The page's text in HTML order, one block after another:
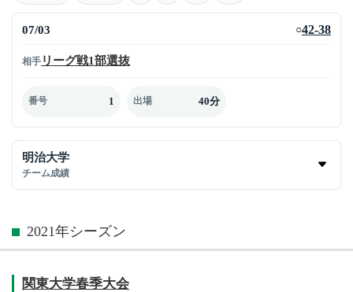
07/03 ○42-38
相手 リーグ戦1部選抜
番号 1 出場 40分
明治大学
チーム成績
2021年シーズン
関東大学春季大会